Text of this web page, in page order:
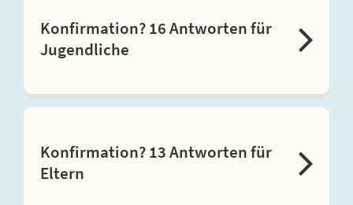
Konfirmation? 16 Antworten für
Jugendliche
Konfirmation? 13 Antworten für
Eltern